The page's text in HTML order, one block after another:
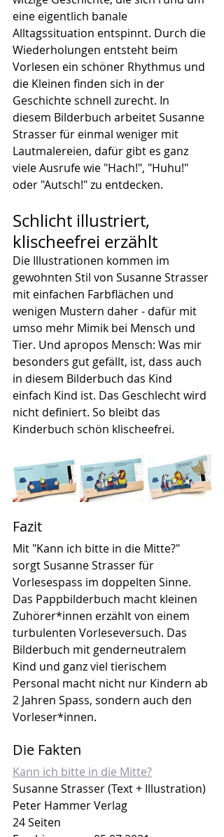
eine eigentlich banale
Alltagssituation entspinnt. Durch die
Wiederholungen entsteht beim
Vorlesen ein schöner Rhythmus und
die Kleinen finden sich in der
Geschichte schnell zurecht. In
diesem Bilderbuch arbeitet Susanne
Strasser für einmal weniger mit
Lautmalereien, dafür gibt es ganz
viele Ausrufe wie "Hach!", "Huhu!"
oder "Autsch!" zu entdecken.
Schlicht illustriert,
klischeefrei erzählt
Die Illustrationen kommen im
gewohnten Stil von Susanne Strasser
mit einfachen Farbflächen und
wenigen Mustern daher - dafür mit
umso mehr Mimik bei Mensch und
Tier. Und apropos Mensch: Was mir
besonders gut gefällt, ist, dass auch
in diesem Bilderbuch das Kind
einfach Kind ist. Das Geschlecht wird
nicht definiert. So bleibt das
Kinderbuch schön klischeefrei.
Fazit
Mit "Kann ich bitte in die Mitte?"
sorgt Susanne Strasser für
Vorlesespass im doppelten Sinne.
Das Pappbilderbuch macht kleinen
Zuhörer*innen erzählt von einem
turbulenten Vorleseversuch. Das
Bilderbuch mit genderneutralem
Kind und ganz viel tierischem
Personal macht nicht nur Kindern ab
2 Jahren Spass, sondern auch den
Vorleser*innen.
Die Fakten
Kann ich bitte in die Mitte?
Susanne Strasser (Text + Illustration)
Peter Hammer Verlag
24 Seiten